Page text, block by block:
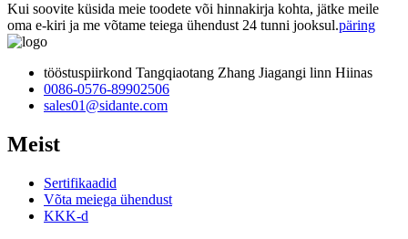
Kui soovite küsida meie toodete või hinnakirja kohta, jätke meile
oma e-kiri ja me võtame teiega ühendust 24 tunni jooksul.päring
tööstuspiirkond Tangqiaotang Zhang Jiagangi linn Hiinas
0086-0576-89902506
sales01@sidante.com
Meist
Sertifikaadid
Võta meiega ühendust
KKK-d